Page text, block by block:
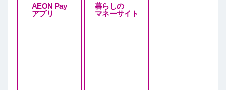
AEON Pay
アプリ
暮らしの
マネーサイト